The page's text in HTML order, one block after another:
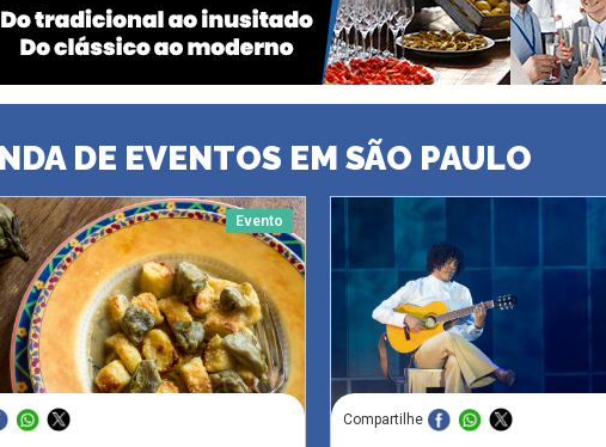
DE EVENTOS EM SÃO PAULO
Evento
Compartilhe